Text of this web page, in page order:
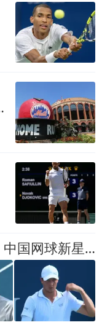
无缘奇迹！1-2被大逆转：中国网球新星愤然摔拍，止步十六强